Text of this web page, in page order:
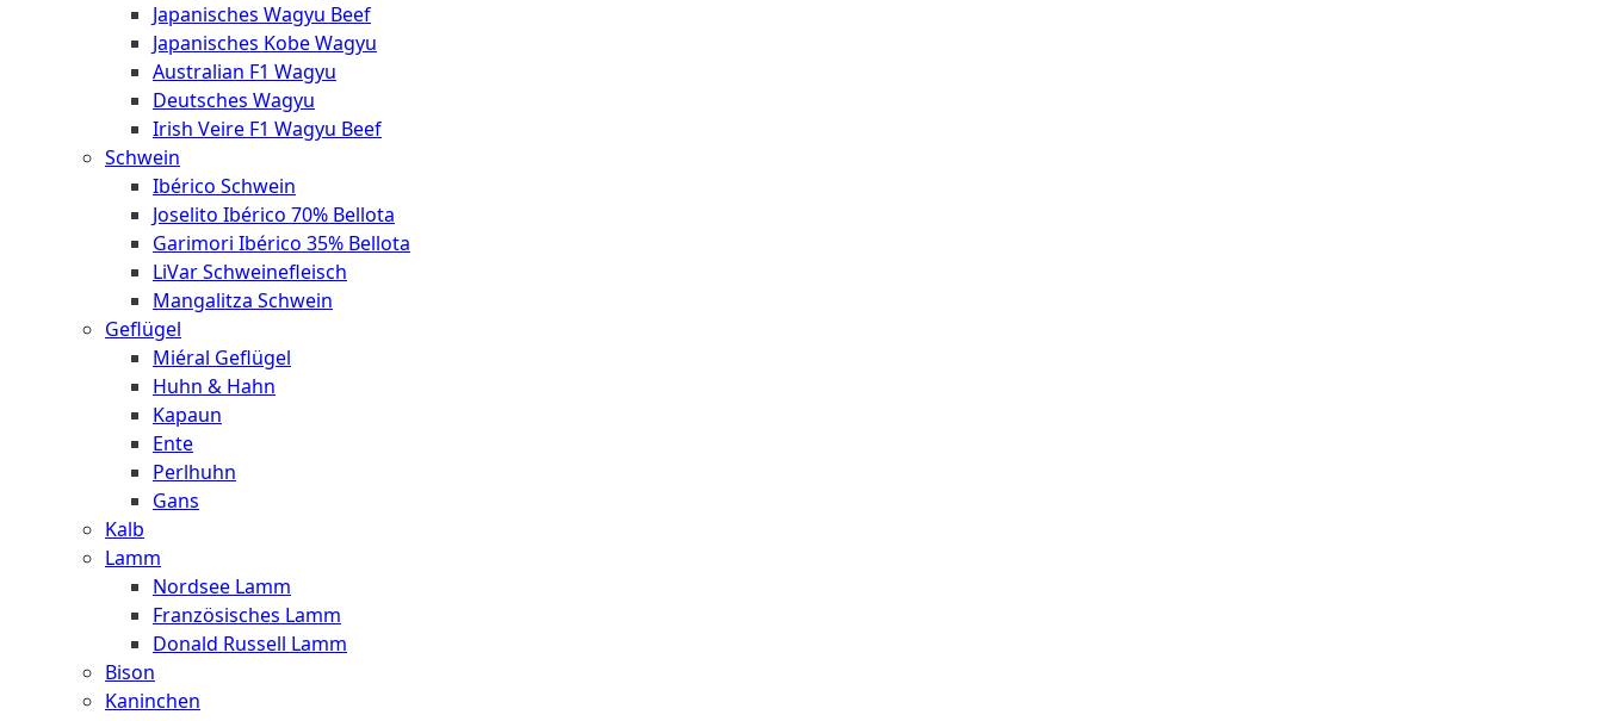
Japanisches Wagyu Beef
Japanisches Kobe Wagyu
Australian F1 Wagyu
Deutsches Wagyu
Irish Veire F1 Wagyu Beef
Schwein
Ibérico Schwein
Joselito Ibérico 70% Bellota
Garimori Ibérico 35% Bellota
LiVar Schweinefleisch
Mangalitza Schwein
Geflügel
Miéral Geflügel
Huhn & Hahn
Kapaun
Ente
Perlhuhn
Gans
Kalb
Lamm
Nordsee Lamm
Französisches Lamm
Donald Russell Lamm
Bison
Kaninchen